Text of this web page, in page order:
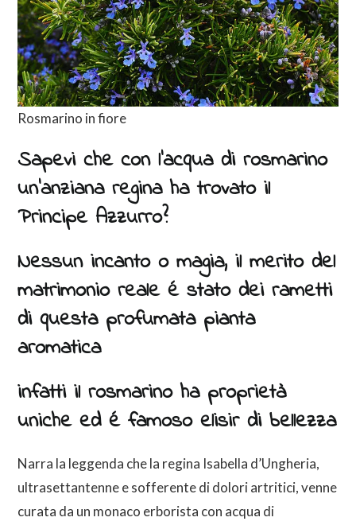
Rosmarino in fiore
Sapevi che con l’acqua di rosmarino
un’anziana regina ha trovato il
Principe Azzurro?
Nessun incanto o magia, il merito del
matrimonio reale é stato dei rametti
di questa profumata pianta
aromatica
infatti il rosmarino ha proprietà
uniche ed é famoso elisir di bellezza
Narra la leggenda che la regina Isabella d’Ungheria,
ultrasettantenne e sofferente di dolori artritici, venne
curata da un monaco erborista con acqua di